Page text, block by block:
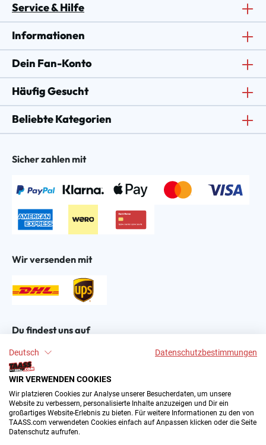
Deutsch Datenschutzbestimmungen
WIR VERWENDEN COOKIES
Wir platzieren Cookies zur Analyse unserer Besucherdaten, um unsere
Website zu verbessern, personalisierte Inhalte anzuzeigen und Dir ein
großartiges Website-Erlebnis zu bieten. Für weitere Informationen zu den von
TAASS.com verwendeten Cookies einfach auf Anpassen klicken oder die Seite
Datenschutz aufrufen.
Service & Hilfe
Informationen
Dein Fan-Konto
Häufig Gesucht
Beliebte Kategorien
Sicher zahlen mit
Wir versenden mit
Du findest uns auf
2004–∞ © by The All American Sports Store GmbH
(TAASS®). Dein Online Shop für amerikanische Sport-